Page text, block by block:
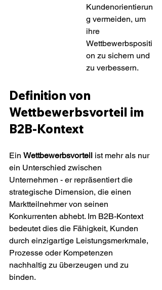
Kundenorientierun
g vermeiden, um
ihre
Wettbewerbspositi
on zu sichern und
zu verbessern.
Definition von
Wettbewerbsvorteil im
B2B-Kontext
Ein Wettbewerbsvorteil ist mehr als nur
ein Unterschied zwischen
Unternehmen - er repräsentiert die
strategische Dimension, die einen
Marktteilnehmer von seinen
Konkurrenten abhebt. Im B2B-Kontext
bedeutet dies die Fähigkeit, Kunden
durch einzigartige Leistungsmerkmale,
Prozesse oder Kompetenzen
nachhaltig zu überzeugen und zu
binden.